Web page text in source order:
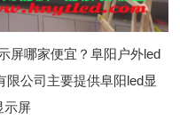
屏哪家便宜？阜阳户外led
限公司主要提供阜阳led显
示屏